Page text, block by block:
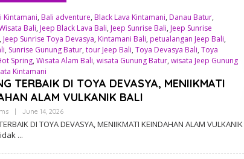
Kintamani, Bali adventure, Black Lava Kintamani, Danau Batur,
Bali, Jeep Black Lava Bali, Jeep Sunrise Bali, Jeep Sunrise
, Jeep Sunrise Toya Devasya, Kintamani Bali, petualangan Jeep Bali,
, Sunrise Gunung Batur, tour Jeep Bali, Toya Devasya Bali, Toya
Spring, Wisata Alam Bali, wisata Gunung Batur, wisata Jeep Gunung
Kintamani
TERBAIK DI TOYA DEVASYA, MENIIKMATI
ALAM VULKANIK BALI
June 14, 2026B
Y
A
I
DI TOYA DEVASYA, MENIIKMATI KEINDAHAN ALAM VULKANIK